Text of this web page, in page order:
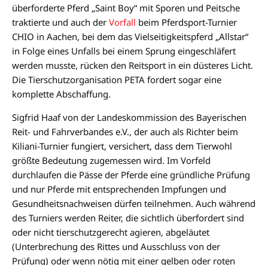
überforderte Pferd „Saint Boy“ mit Sporen und Peitsche
traktierte und auch der Vorfall beim Pferdsport-Turnier
CHIO in Aachen, bei dem das Vielseitigkeitspferd „Allstar“
in Folge eines Unfalls bei einem Sprung eingeschläfert
werden musste, rücken den Reitsport in ein düsteres Licht.
Die Tierschutzorganisation PETA fordert sogar eine
komplette Abschaffung.
Sigfrid Haaf von der Landeskommission des Bayerischen
Reit- und Fahrverbandes e.V., der auch als Richter beim
Kiliani-Turnier fungiert, versichert, dass dem Tierwohl
größte Bedeutung zugemessen wird. Im Vorfeld
durchlaufen die Pässe der Pferde eine gründliche Prüfung
und nur Pferde mit entsprechenden Impfungen und
Gesundheitsnachweisen dürfen teilnehmen. Auch während
des Turniers werden Reiter, die sichtlich überfordert sind
oder nicht tierschutzgerecht agieren, abgeläutet
(Unterbrechung des Rittes und Ausschluss von der
Prüfung) oder wenn nötig mit einer gelben oder roten